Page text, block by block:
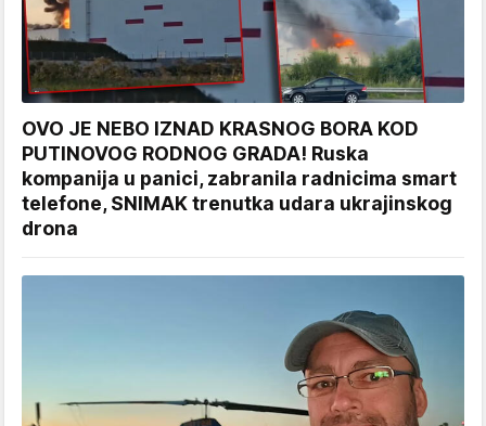
OVO JE NEBO IZNAD KRASNOG BORA KOD
PUTINOVOG RODNOG GRADA! Ruska
kompanija u panici, zabranila radnicima smart
telefone, SNIMAK trenutka udara ukrajinskog
drona